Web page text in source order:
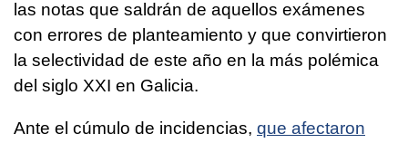
las notas que saldrán de aquellos exámenes
con errores de planteamiento y que convirtieron
la selectividad de este año en la más polémica
del siglo XXI en Galicia.
Ante el cúmulo de incidencias, que afectaron